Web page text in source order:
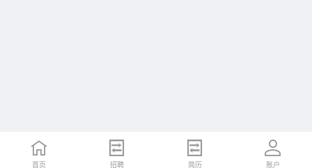
首页 招聘 简历 账户